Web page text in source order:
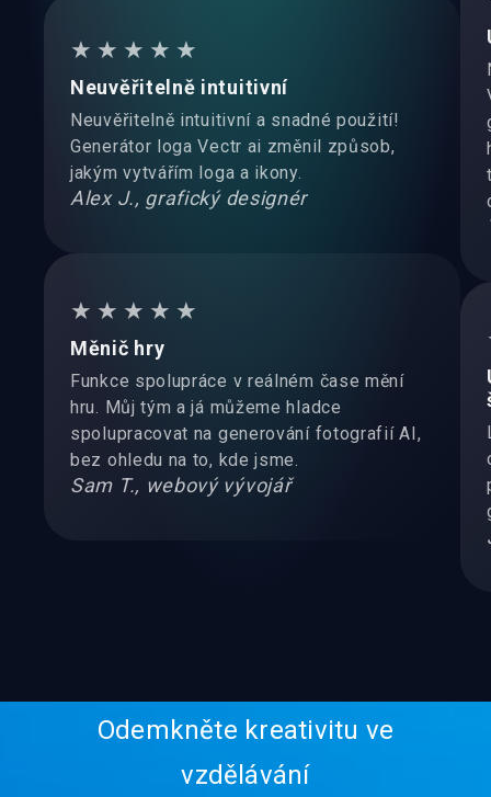
★★★★★
Neuvěřitelně intuitivní
Neuvěřitelně intuitivní a snadné použití!
Generátor loga Vectr ai změnil způsob,
jakým vytvářím loga a ikony.
Alex J., grafický designér
★★★★★
Měnič hry
Funkce spolupráce v reálném čase mění
hru. Můj tým a já můžeme hladce
spolupracovat na generování fotografií AI,
bez ohledu na to, kde jsme.
Sam T., webový vývojář
Odemkněte kreativitu ve
vzdělávání